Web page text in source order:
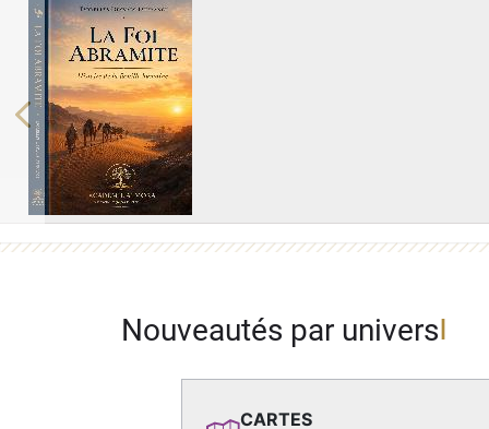
Previous
Nouveautés par univers
CARTES